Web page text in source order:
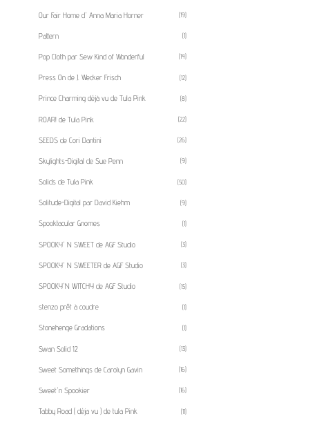
Our Fair Home d' Anna Maria Horner (19)
Pattern (1)
Pop Cloth par Sew Kind of Wonderful (14)
Press On de J. Wecker Frisch (12)
Prince Charming déjà vu de Tula Pink (8)
ROAR! de Tula Pink (22)
SEEDS de Cori Dantini (26)
Skylights-Digital de Sue Penn (9)
Solids de Tula Pink (50)
Solitude-Digital par David Kiehm (9)
Spooktacular Gnomes (1)
SPOOKY' N SWEET de AGF Studio (3)
SPOOKY' N SWEETER de AGF Studio (3)
SPOOKY'N WITCHY de AGF Studio (15)
stenzo prêt à coudre (1)
Stonehenge Gradations (1)
Swan Solid 12 (13)
Sweet Somethings de Carolyn Gavin (16)
Sweet'n Spookier (16)
Tabby Road ( déja vu ) de tula Pink (11)